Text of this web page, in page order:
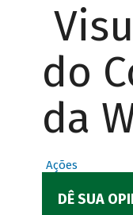
do
da
Ações
DÊ SUA